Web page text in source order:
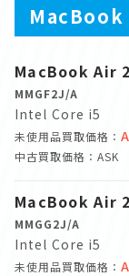
MacBook Air
MMGF2J/A
Intel Core i5
未使用品買取価格：
中古買取価格：ASK
MacBook Air
MMGG2J/A
Intel Core i5
未使用品買取価格：